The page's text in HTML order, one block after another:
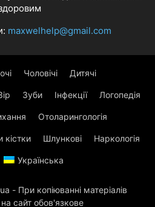
maxwelhelp@gmail.com
Чоловічі Дитячі
Зуби Інфекції Логопедія
Отоларингологія
кістки Шлункові Наркологія
Українська
- При копіюванні матеріалів
сайт обов'язкове